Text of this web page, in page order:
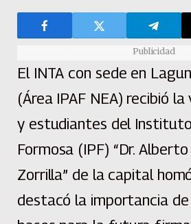
Publicidad
El INTA con sede en
(Área IPAF NEA) recibió
y estudiantes del
Formosa (IPF) “Dr.
Zorrilla” de la capital
destacó la importancia